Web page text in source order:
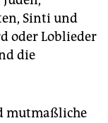
Sinti und
oder Loblieder
die
mutmaßliche